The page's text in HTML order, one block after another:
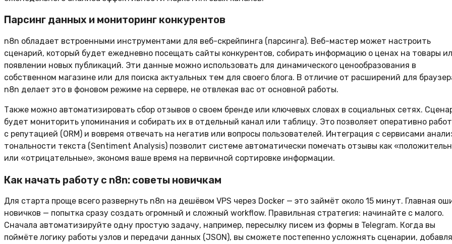
Парсинг данных и мониторинг конкурентов
n8n обладает встроенными инструментами для веб-скрейпинга (парсинга). Веб-мастер может настроить
сценарий, который будет ежедневно посещать сайты конкурентов, собирать информацию о ценах на товары
появлении новых публикаций. Эти данные можно использовать для динамического ценообразования в
собственном магазине или для поиска актуальных тем для своего блога. В отличие от расширений для
n8n делает это в фоновом режиме на сервере, не отвлекая вас от основной работы.
Также можно автоматизировать сбор отзывов о своем бренде или ключевых словах в социальных сетях.
будет мониторить упоминания и собирать их в отдельный канал или таблицу. Это позволяет оперативно
с репутацией (ORM) и вовремя отвечать на негатив или вопросы пользователей. Интеграция с сервисами
тональности текста (Sentiment Analysis) позволит системе автоматически помечать отзывы как
или «отрицательные», экономя ваше время на первичной сортировке информации.
Как начать работу с n8n: советы новичкам
Для старта проще всего развернуть n8n на дешёвом VPS через Docker — это займёт около 15 минут. Главная
новичков — попытка сразу создать огромный и сложный workflow. Правильная стратегия: начинайте с малого.
Сначала автоматизируйте одну простую задачу, например, пересылку писем из формы в Telegram. Когда вы
поймёте логику работы узлов и передачи данных (JSON), вы сможете постепенно усложнять сценарии,